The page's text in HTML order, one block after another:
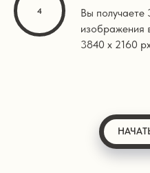
Вы получаете
изображения
3840 х 2160